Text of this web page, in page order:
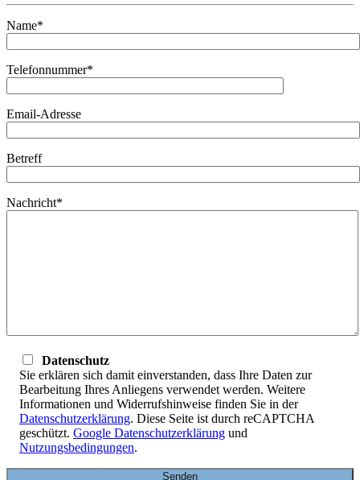
Name*
Telefonnummer*
Email-Adresse
Betreff
Nachricht*
Datenschutz
Sie erklären sich damit einverstanden, dass Ihre Daten zur
Bearbeitung Ihres Anliegens verwendet werden. Weitere
Informationen und Widerrufshinweise finden Sie in der
Datenschutzerklärung. Diese Seite ist durch reCAPTCHA
geschützt. Google Datenschutzerklärung und
Nutzungsbedingungen.